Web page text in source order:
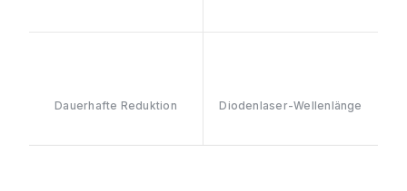
Dauerhafte Reduktion Diodenlaser-Wellenlänge